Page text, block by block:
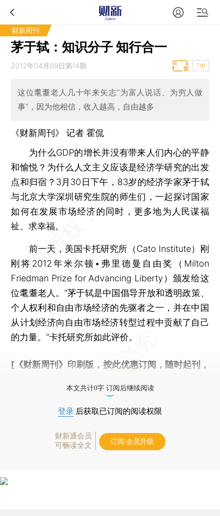
财新周刊
茅于轼：知识分子 知行合一
2012年04月09日第14期 T中
这位耄耋老人几十年来矢志“为富人说话、为穷人做
事”，因为他相信，收入越高，自由越多
《财新周刊》 记者霍侃
为什么GDP的增长并没有带来人们内心的平静
和愉悦？为什么人文主义应该是经济学研究的出发
点和归宿？3月30日下午，83岁的经济学家茅于轼
与北京大学深圳研究生院的师生们，一起探讨国家
如何在发展市场经济的同时，更多地为人民谋福
祉、求幸福。
前一天，美国卡托研究所（Cato Institute）刚
刚将2012年米尔顿•弗里德曼自由奖（Milton
Friedman Prize for Advancing Liberty）颁发给这
位耄耋老人。“茅于轼是中国倡导开放和透明政策、
个人权利和自由市场经济的先驱者之一，并在中国
从计划经济向自由市场经济转型过程中贡献了自己
的力量。”卡托研究所如此评价。
[《财新周刊》印刷版， 按此优惠订阅 ，随时起刊，
本文共计0字 订阅后继续阅读
登录 后获取已订阅的阅读权限
财新通会员
可畅读全文
订阅/会员升级